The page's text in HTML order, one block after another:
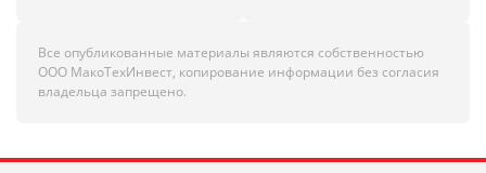
Все опубликованные материалы являются собственностью
ООО МакоТехИнвест, копирование информации без согласия
владельца запрещено.